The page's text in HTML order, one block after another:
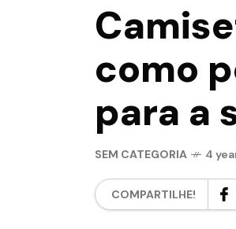
como
para a
SEM CATEGORIA 4
COMPARTILHE!